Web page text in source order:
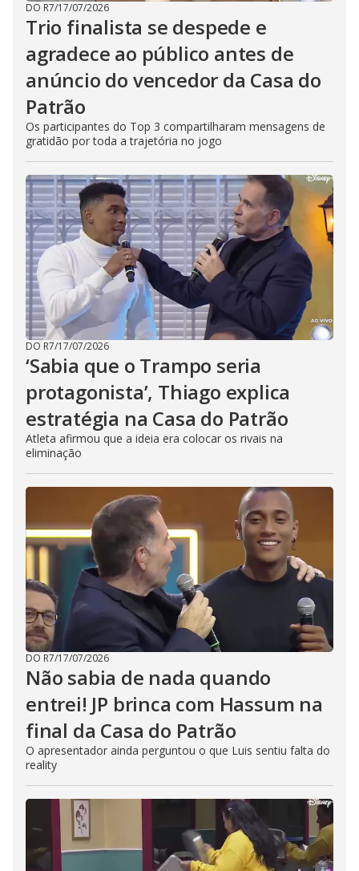
DO R7/17/07/2026
Trio finalista se despede e
agradece ao público antes de
anúncio do vencedor da Casa do
Patrão
Os participantes do Top 3 compartilharam mensagens de
gratidão por toda a trajetória no jogo
DO R7/17/07/2026
‘Sabia que o Trampo seria
protagonista’, Thiago explica
estratégia na Casa do Patrão
Atleta afirmou que a ideia era colocar os rivais na
eliminação
DO R7/17/07/2026
Não sabia de nada quando
entrei! JP brinca com Hassum na
final da Casa do Patrão
O apresentador ainda perguntou o que Luis sentiu falta do
reality